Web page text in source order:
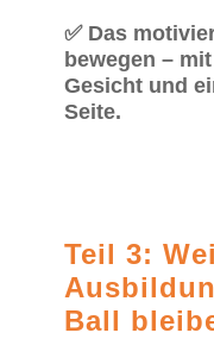
✅ Das
bewegen –
Gesicht und
Seite.
Teil 3:
Ball